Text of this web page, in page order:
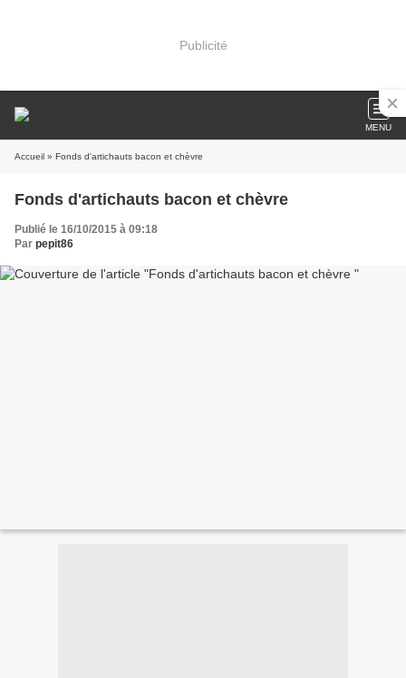
Publicité
MENU
Accueil » Fonds d'artichauts bacon et chèvre
Fonds d'artichauts bacon et chèvre
Publié le 16/10/2015 à 09:18
Par pepit86